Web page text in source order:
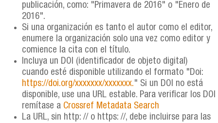
publicación, como: "Primavera de 2016" o "Enero de
2016".
Si una organización es tanto el autor como el editor,
enumere la organización solo una vez como editor y
comience la cita con el título.
Incluya un DOI (identificador de objeto digital)
cuando esté disponible utilizando el formato "Doi:
https://doi.org/xxxxxxx/xxxxxxx." Si un DOI no está
disponible, use una URL estable. Para verificar los DOI
remítase a Crossref Metadata Search
La URL, sin http: // o https: //, debe incluirse para las